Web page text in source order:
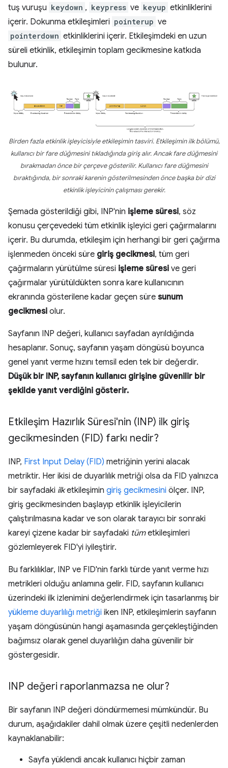
tuş vuruşu keydown , keypress ve keyup etkinliklerini
içerir. Dokunma etkileşimleri pointerup ve
pointerdown etkinliklerini içerir. Etkileşimdeki en uzun
süreli etkinlik, etkileşimin toplam gecikmesine katkıda
bulunur.
Birden fazla etkinlik işleyicisiyle etkileşimin tasviri. Etkileşimin ilk bölümü,
kullanıcı bir fare düğmesini tıkladığında giriş alır. Ancak fare düğmesini
bırakmadan önce bir çerçeve gösterilir. Kullanıcı fare düğmesini
bıraktığında, bir sonraki karenin gösterilmesinden önce başka bir dizi
etkinlik işleyicinin çalışması gerekir.
Şemada gösterildiği gibi, INP'nin işleme süresi, söz
konusu çerçevedeki tüm etkinlik işleyici geri çağırmalarını
içerir. Bu durumda, etkileşim için herhangi bir geri çağırma
işlenmeden önceki süre giriş gecikmesi, tüm geri
çağırmaların yürütülme süresi işleme süresi ve geri
çağırmalar yürütüldükten sonra kare kullanıcının
ekranında gösterilene kadar geçen süre sunum
gecikmesi olur.
Sayfanın INP değeri, kullanıcı sayfadan ayrıldığında
hesaplanır. Sonuç, sayfanın yaşam döngüsü boyunca
genel yanıt verme hızını temsil eden tek bir değerdir.
Düşük bir INP, sayfanın kullanıcı girişine güvenilir bir
şekilde yanıt verdiğini gösterir.
Etkileşim Hazırlık Süresi'nin (INP) ilk giriş
gecikmesinden (FID) farkı nedir?
INP, First Input Delay (FID) metriğinin yerini alacak
metriktir. Her ikisi de duyarlılık metriği olsa da FID yalnızca
bir sayfadaki ilketkileşimin giriş gecikmesini ölçer. INP,
giriş gecikmesinden başlayıp etkinlik işleyicilerin
çalıştırılmasına kadar ve son olarak tarayıcı bir sonraki
kareyi çizene kadar bir sayfadaki tümetkileşimleri
gözlemleyerek FID'yi iyileştirir.
Bu farklılıklar, INP ve FID'nin farklı türde yanıt verme hızı
metrikleri olduğu anlamına gelir. FID, sayfanın kullanıcı
üzerindeki ilk izlenimini değerlendirmek için tasarlanmış bir
yükleme duyarlılığı metriği iken INP, etkileşimlerin sayfanın
yaşam döngüsünün hangi aşamasında gerçekleştiğinden
bağımsız olarak genel duyarlılığın daha güvenilir bir
göstergesidir.
INP değeri raporlanmazsa ne olur?
Bir sayfanın INP değeri döndürmemesi mümkündür. Bu
durum, aşağıdakiler dahil olmak üzere çeşitli nedenlerden
kaynaklanabilir:
Sayfa yüklendi ancak kullanıcı hiçbir zaman